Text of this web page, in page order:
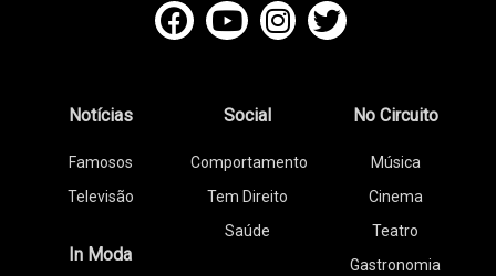
Notícias
Famosos
Televisão
In Moda
Social
Comportamento
Tem Direito
Saúde
No Circuito
Música
Cinema
Teatro
Gastronomia